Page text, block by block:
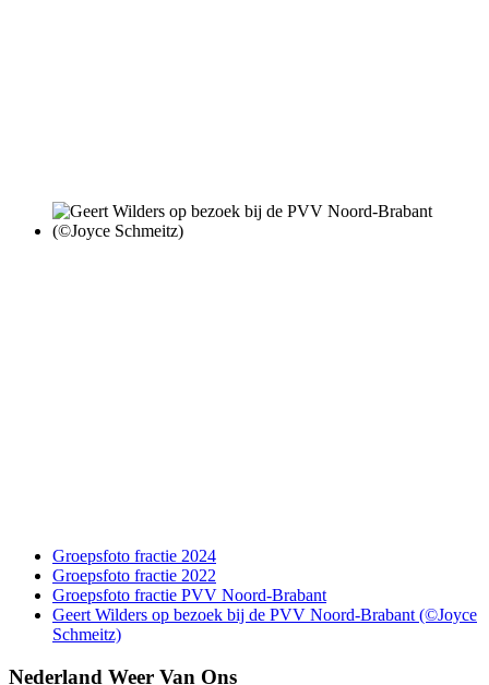
Groepsfoto fractie 2024
Groepsfoto fractie 2022
Groepsfoto fractie PVV Noord-Brabant
Geert Wilders op bezoek bij de PVV Noord-Brabant (©Joyce
Schmeitz)
Nederland Weer Van Ons